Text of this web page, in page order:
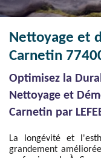
Nettoyage et
Carnetin
Optimisez la
Nettoyage et
Carnetin par
La longévité et
grandement